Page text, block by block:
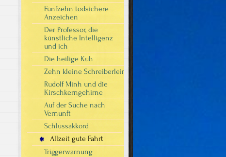
Fünfzehn todsichere
Anzeichen
Der Professor, die
künstliche Intelligenz
und ich
Die heilige Kuh
Zehn kleine Schreiberlein
Rudolf Minh und die
Kirschkerngehirne
Auf der Suche nach
Vernunft
Schlussakkord
Allzeit gute Fahrt
Triggerwarnung